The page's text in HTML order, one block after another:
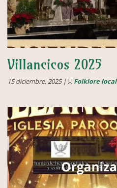
Villancicos 2025
15 diciembre, 2025 | Folklore local